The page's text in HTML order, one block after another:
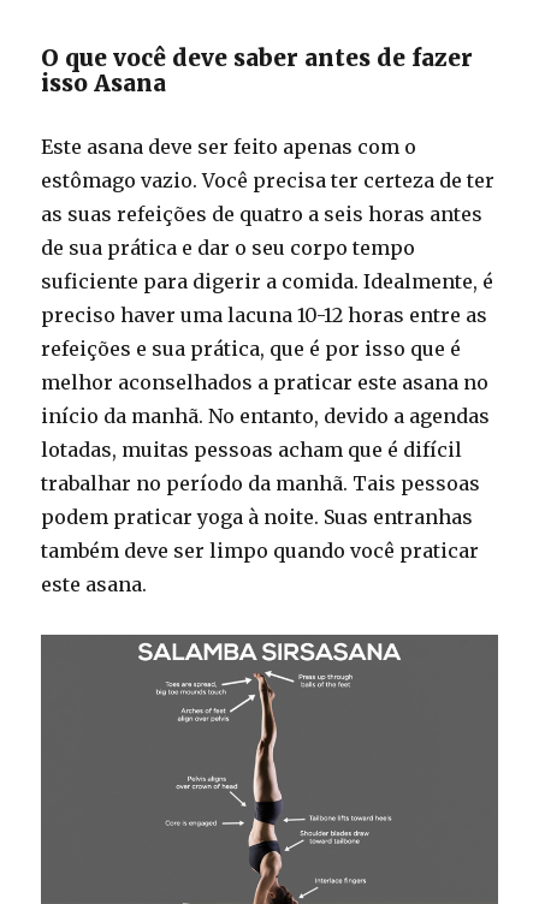
O que você deve saber antes de fazer
isso Asana
Este asana deve ser feito apenas com o
estômago vazio. Você precisa ter certeza de ter
as suas refeições de quatro a seis horas antes
de sua prática e dar o seu corpo tempo
suficiente para digerir a comida. Idealmente, é
preciso haver uma lacuna 10-12 horas entre as
refeições e sua prática, que é por isso que é
melhor aconselhados a praticar este asana no
início da manhã. No entanto, devido a agendas
lotadas, muitas pessoas acham que é difícil
trabalhar no período da manhã. Tais pessoas
podem praticar yoga à noite. Suas entranhas
também deve ser limpo quando você praticar
este asana.